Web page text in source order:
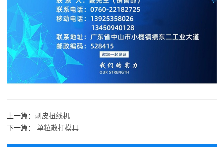
上一篇： 剥皮扭线机
下一篇： 单粒散打模具